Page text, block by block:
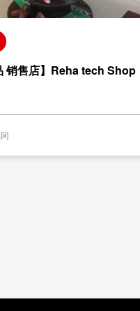
销售店】Reha tech Shop